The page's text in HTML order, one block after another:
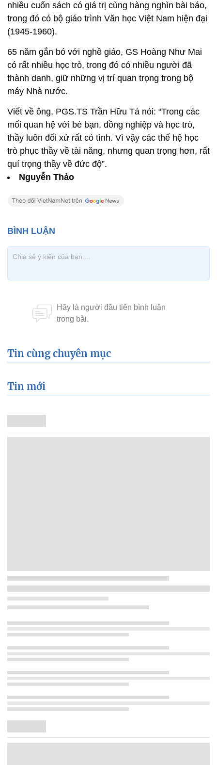
nhiều cuốn sách có giá trị cùng hàng nghìn bài báo,
trong đó có bộ giáo trình Văn học Việt Nam hiện đại
(1945-1960).
65 năm gắn bó với nghề giáo, GS Hoàng Như Mai
có rất nhiều học trò, trong đó có nhiều người đã
thành danh, giữ những vị trí quan trọng trong bộ
máy Nhà nước.
Viết về ông, PGS.TS Trần Hữu Tá nói: “Trong các
mối quan hệ với bè bạn, đồng nghiệp và học trò,
thầy luôn đối xử rất có tình. Vì vậy các thế hệ học
trò phục thầy về tài năng, nhưng quan trọng hơn, rất
quí trọng thầy về đức độ”.
Nguyễn Thảo
Tin cùng chuyên mục
Tin mới